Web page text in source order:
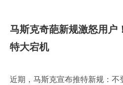
马斯克奇葩新规激怒用户
特大宕机
近期，马斯克宣布推特新规：